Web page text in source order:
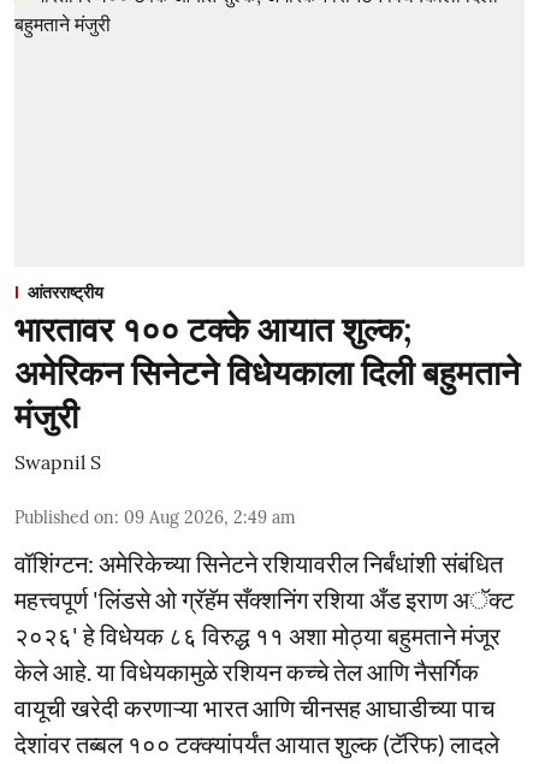
आंतरराष्ट्रीय
भारतावर १०० टक्के आयात शुल्क;
अमेरिकन सिनेटने विधेयकाला दिली बहुमताने
मंजुरी
Swapnil S
Published on: 09 Aug 2026, 2:49 am
वॉशिंग्टन: अमेरिकेच्या सिनेटने रशियावरील निर्बंधांशी संबंधित
महत्त्वपूर्ण 'लिंडसे ओ ग्रॅहॅम सँक्शनिंग रशिया अँड इराण अॅक्ट
२०२६' हे विधेयक ८६ विरुद्ध ११ अशा मोठ्या बहुमताने मंजूर
केले आहे. या विधेयकामुळे रशियन कच्चे तेल आणि नैसर्गिक
वायूची खरेदी करणाऱ्या भारत आणि चीनसह आघाडीच्या पाच
देशांवर तब्बल १०० टक्क्यांपर्यंत आयात शुल्क (टॅरिफ) लादले